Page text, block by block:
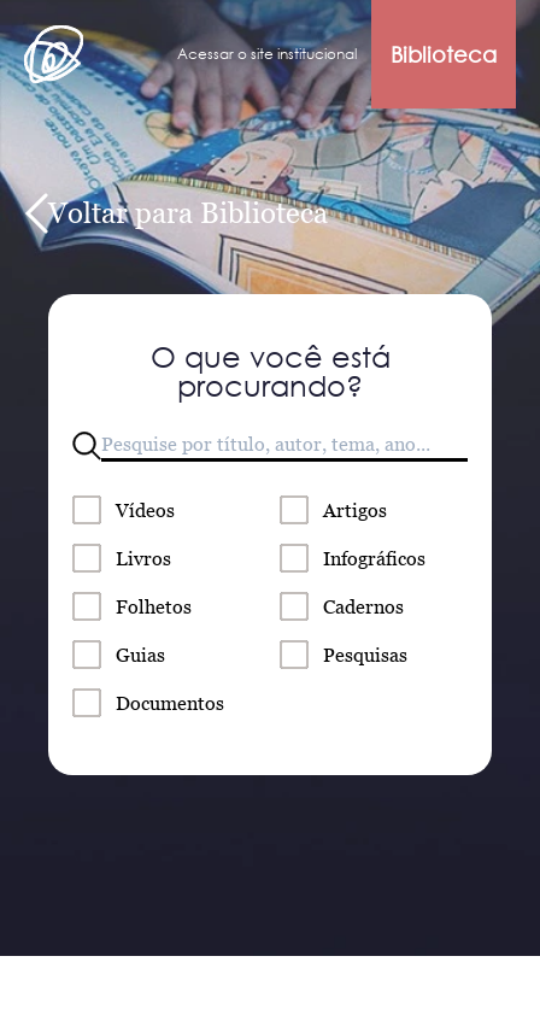
Acessar o site institucional Biblioteca
Voltar para Biblioteca
O que você está
procurando?
Vídeos Artigos
Livros Infográficos
Folhetos Cadernos
Guias Pesquisas
Documentos